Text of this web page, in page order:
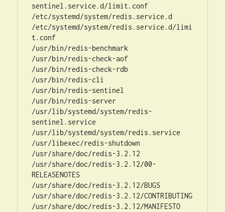
sentinel.service.d/limit.conf
/etc/systemd/system/redis.service.d
/etc/systemd/system/redis.service.d/limi
t.conf
/usr/bin/redis-benchmark
/usr/bin/redis-check-aof
/usr/bin/redis-check-rdb
/usr/bin/redis-cli
/usr/bin/redis-sentinel
/usr/bin/redis-server
/usr/lib/systemd/system/redis-
sentinel.service
/usr/lib/systemd/system/redis.service
/usr/libexec/redis-shutdown
/usr/share/doc/redis-3.2.12
/usr/share/doc/redis-3.2.12/00-
RELEASENOTES
/usr/share/doc/redis-3.2.12/BUGS
/usr/share/doc/redis-3.2.12/CONTRIBUTING
/usr/share/doc/redis-3.2.12/MANIFESTO